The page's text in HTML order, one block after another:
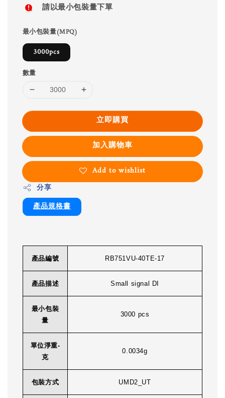
請以最小包裝量下單
最小包裝量(MPQ)
3000pcs
數量
立即購買
加入購物車
Add to wishlist
分享
產品規格書
產品編號 RB751VU-40TE-17
產品描述 Small signal DI
最小包裝
量
3000 pcs
單位淨重-
克
0.0034g
包裝方式 UMD2_UT